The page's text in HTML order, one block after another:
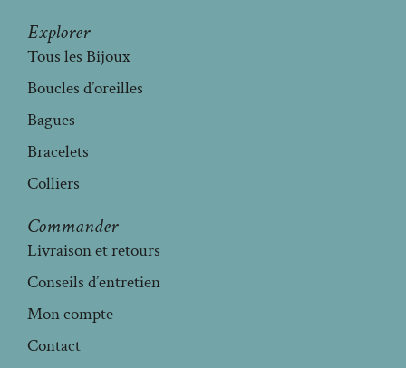
Explorer
Tous les Bijoux
Boucles d’oreilles
Bagues
Bracelets
Colliers
Commander
Livraison et retours
Conseils d’entretien
Mon compte
Contact